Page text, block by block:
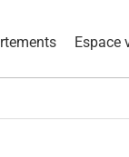
Espace